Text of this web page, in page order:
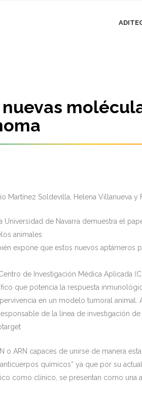
nuevas
Martínez Soldevilla, Helena Villanueva y
Universidad de Navarra demuestra el
animales
expone que estos nuevos aptámeros
de Investigación Médica Aplicada
que potencia la respuesta
en un modelo tumoral animal.
de la línea de investigación de
o ARN capaces de unirse de manera
químicos” ya que por su
como clínico, se presentan como una